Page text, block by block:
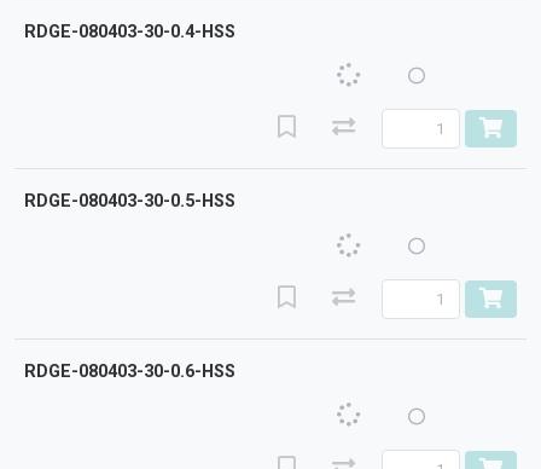
RDGE-080403-30-0.4-HSS
RDGE-080403-30-0.5-HSS
RDGE-080403-30-0.6-HSS